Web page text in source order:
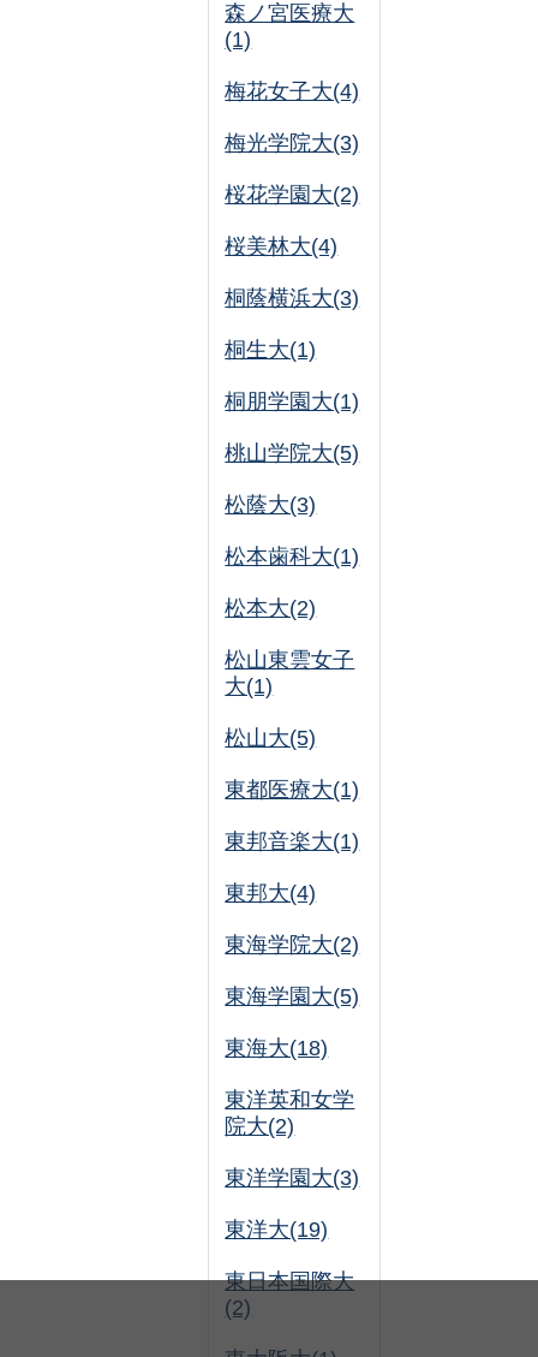
森ノ宮医療大
(1)
梅花女子大(4)
梅光学院大(3)
桜花学園大(2)
桜美林大(4)
桐蔭横浜大(3)
桐生大(1)
桐朋学園大(1)
桃山学院大(5)
松蔭大(3)
松本歯科大(1)
松本大(2)
松山東雲女子
大(1)
松山大(5)
東都医療大(1)
東邦音楽大(1)
東邦大(4)
東海学院大(2)
東海学園大(5)
東海大(18)
東洋英和女学
院大(2)
東洋学園大(3)
東洋大(19)
東日本国際大
(2)